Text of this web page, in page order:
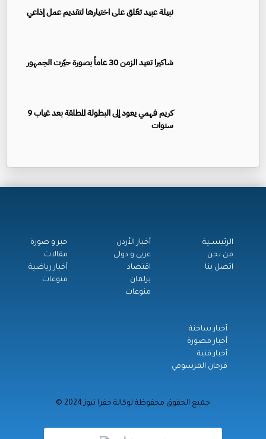
نبيلة عبيد تعّلق على اختيارها لتقديم عمل إذاعي
شاكيرا تعيد الزمن 30 عاماً بصورة حيّرت الجمهور
كريم فهمي يعود إلى البطولة المطلقة بعد غياب 9
سنوات
الرئيســية
من نحن
اتصل بنا
أخبار الأردن
عربي و دولي
اقتصاد
برلمان
منوعات
خبر و صورة
مقالات
أخبار رياضية
منوعات
أخبار ساخنة
أخبار مصورة
أخبار فنية
فرحان المرسومي
© جميع الحقوق محفوظة لوكالة جفرا نيوز 2024